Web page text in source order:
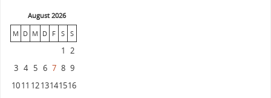
August 2026
M D M D F S S
1 2
3 4 5 6 7 8 9
1011 1213141516